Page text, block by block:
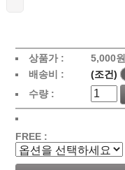
상품가 : 5,000원
배송비 : (조건)
수량 :
FREE :